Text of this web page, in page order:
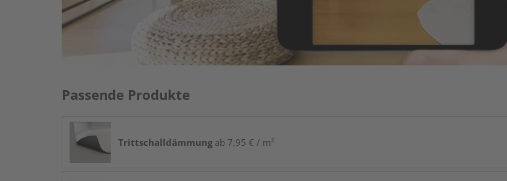
Passende Produkte
Trittschalldämmung ab 7,95 € / m²